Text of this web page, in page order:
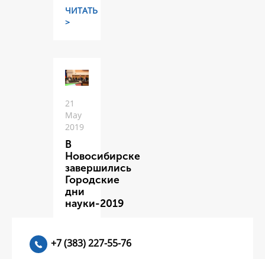
ЧИТАТЬ
>
21
May
2019
В
Новосибирске
завершились
Городские
дни
науки-2019
+7 (383) 227-55-76